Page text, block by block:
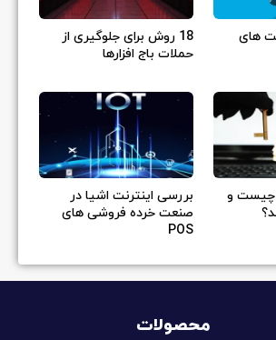
های
18 روش برای جلوگیری از
حملات باج افزارها
چیست و
بررسی اینترنت اشیا در
صنعت خرده فروشی های
POS
محصولات